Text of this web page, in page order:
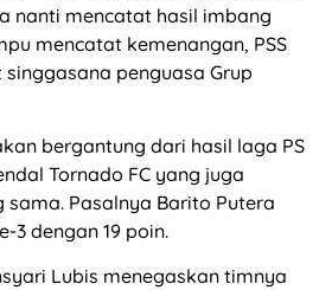
nanti mencatat hasil imbang
mencatat kemenangan, PSS
penguasa Grup
bergantung dari hasil laga PS
Tornado FC yang juga
Pasalnya Barito Putera
3 dengan 19 poin.
Lubis menegaskan timnya